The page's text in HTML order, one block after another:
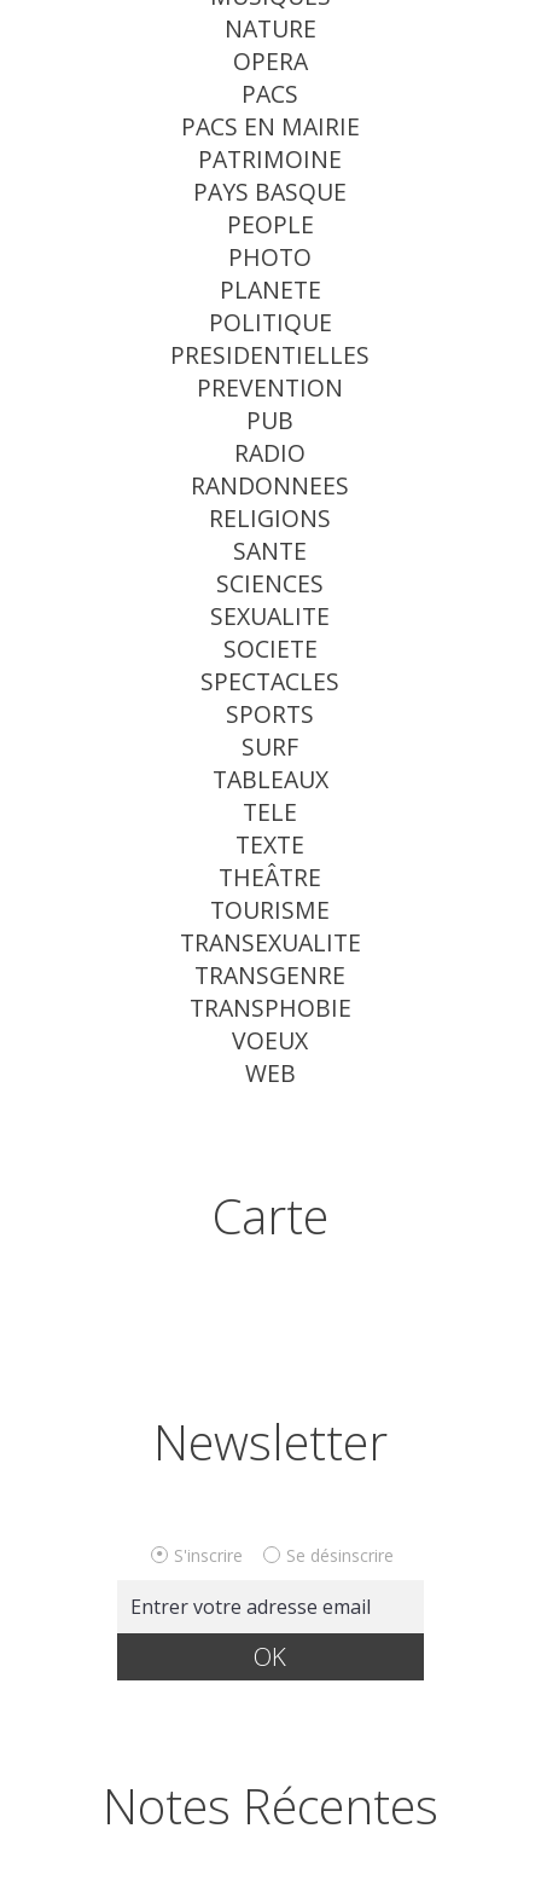
NATURE
OPERA
PACS
PACS EN MAIRIE
PATRIMOINE
PAYS BASQUE
PEOPLE
PHOTO
PLANETE
POLITIQUE
PRESIDENTIELLES
PREVENTION
PUB
RADIO
RANDONNEES
RELIGIONS
SANTE
SCIENCES
SEXUALITE
SOCIETE
SPECTACLES
SPORTS
SURF
TABLEAUX
TELE
TEXTE
THEÂTRE
TOURISME
TRANSEXUALITE
TRANSGENRE
TRANSPHOBIE
VOEUX
WEB
Carte
Newsletter
S'inscrire Se désinscrire
Notes Récentes